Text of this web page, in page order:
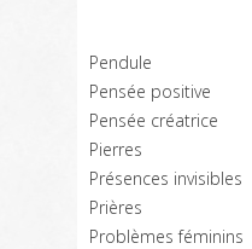
Pendule
Pensée positive
Pensée créatrice
Pierres
Présences invisibles
Prières
Problèmes féminins